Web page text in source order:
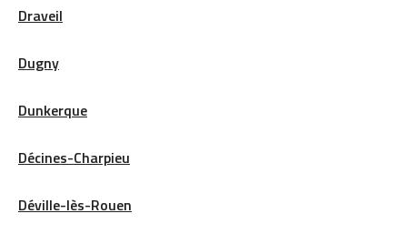
Draveil
Dugny
Dunkerque
Décines-Charpieu
Déville-lès-Rouen